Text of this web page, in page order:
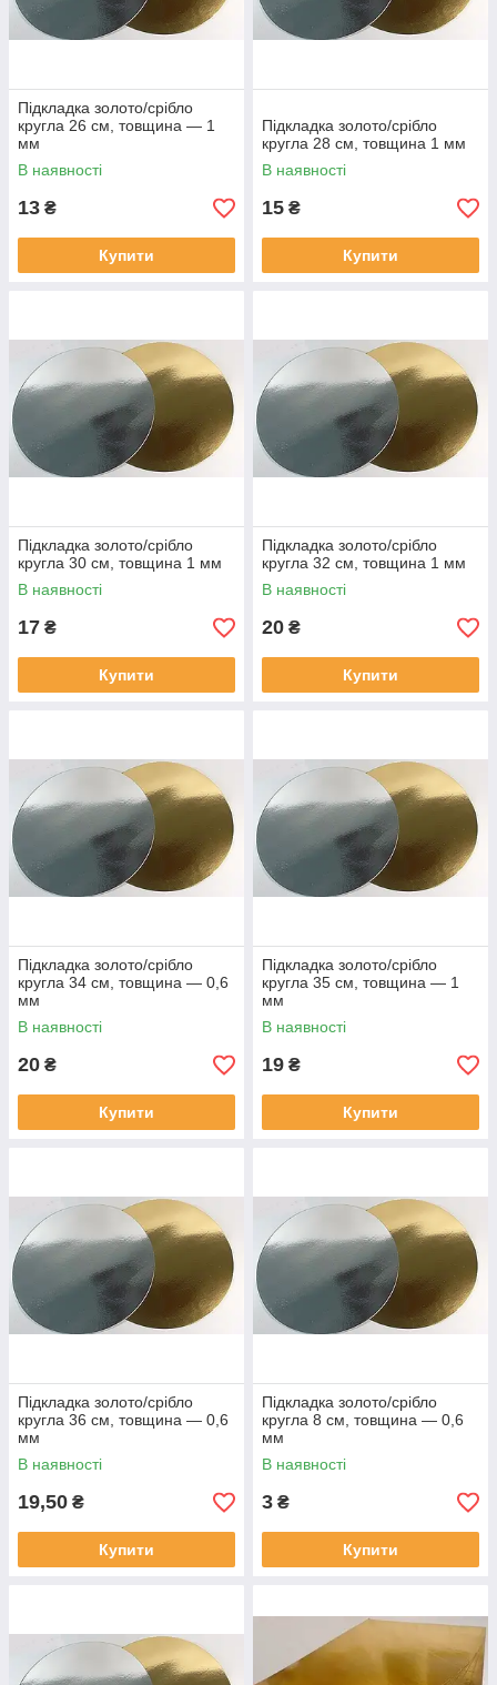
Підкладка золото/срібло
кругла 26 см, товщина — 1
мм
В наявності
13 ₴
Купити
Підкладка золото/срібло
кругла 28 см, товщина 1 мм
В наявності
15 ₴
Купити
Підкладка золото/срібло
кругла 30 см, товщина 1 мм
В наявності
17 ₴
Купити
Підкладка золото/срібло
кругла 32 см, товщина 1 мм
В наявності
20 ₴
Купити
Підкладка золото/срібло
кругла 34 см, товщина — 0,6
мм
В наявності
20 ₴
Купити
Підкладка золото/срібло
кругла 35 см, товщина — 1
мм
В наявності
19 ₴
Купити
Підкладка золото/срібло
кругла 36 см, товщина — 0,6
мм
В наявності
19,50 ₴
Купити
Підкладка золото/срібло
кругла 8 см, товщина — 0,6
мм
В наявності
3 ₴
Купити